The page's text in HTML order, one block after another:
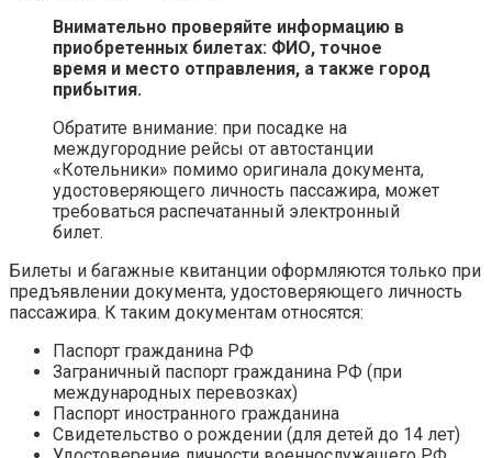
Внимательно проверяйте информацию в
приобретенных билетах: ФИО, точное
время и место отправления, а также город
прибытия.
Обратите внимание: при посадке на
междугородние рейсы от автостанции
«Котельники» помимо оригинала документа,
удостоверяющего личность пассажира, может
требоваться распечатанный электронный
билет.
Билеты и багажные квитанции оформляются только при
предъявлении документа, удостоверяющего личность
пассажира. К таким документам относятся:
Паспорт гражданина РФ
Заграничный паспорт гражданина РФ (при
международных перевозках)
Паспорт иностранного гражданина
Свидетельство о рождении (для детей до 14 лет)